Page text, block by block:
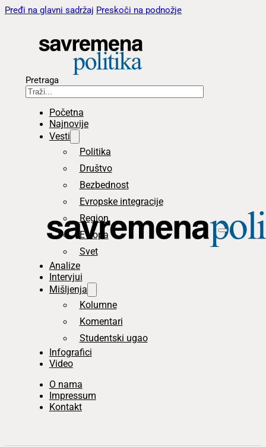
Pređi na glavni sadržaj Preskoči na podnožje
Pretraga
Početna
Najnovije
Vesti
Politika
Društvo
Bezbednost
Evropske integracije
Region
Evropa
Svet
Analize
Intervjui
Mišljenja
Kolumne
Komentari
Studentski ugao
Infografici
Video
O nama
Impressum
Kontakt